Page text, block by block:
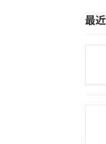
最